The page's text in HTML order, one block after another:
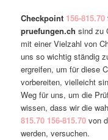
Checkpoint 156-815.70
pruefungen.ch sind zu
mit einer Vielzahl von
uns so wichtig ständig
ergreifen, um für diese
vorbereiten, vielleicht
Weg für uns, um die
wissen, dass wir die
815.70 156-815.70 von
werden, versuchen.